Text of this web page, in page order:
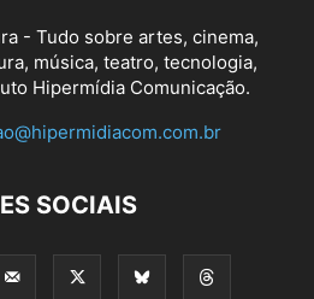
- Tudo sobre artes, cinema,
música, teatro, tecnologia,
Hipermídia Comunicação.
SOCIAIS